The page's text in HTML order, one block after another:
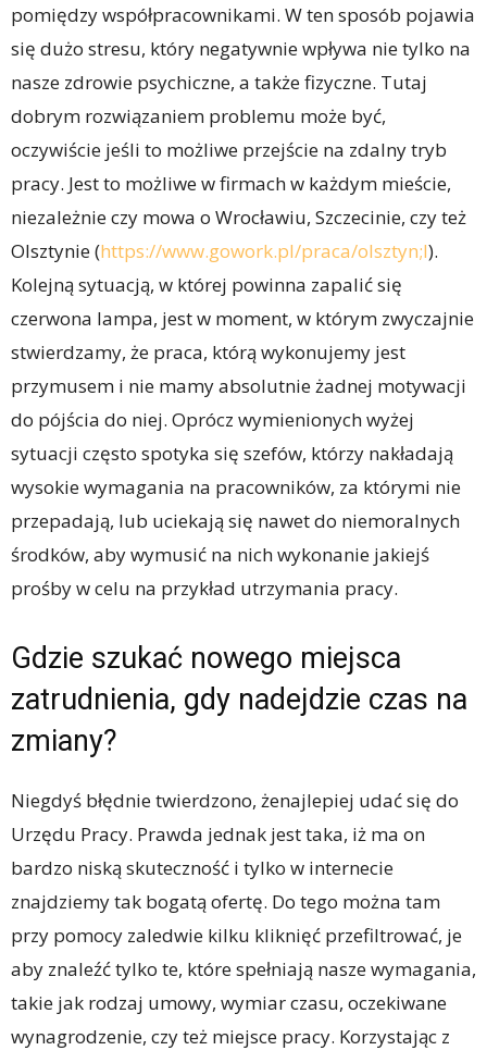
pomiędzy współpracownikami. W ten sposób pojawia
się dużo stresu, który negatywnie wpływa nie tylko na
nasze zdrowie psychiczne, a także fizyczne. Tutaj
dobrym rozwiązaniem problemu może być,
oczywiście jeśli to możliwe przejście na zdalny tryb
pracy. Jest to możliwe w firmach w każdym mieście,
niezależnie czy mowa o Wrocławiu, Szczecinie, czy też
Olsztynie (https://www.gowork.pl/praca/olsztyn;l).
Kolejną sytuacją, w której powinna zapalić się
czerwona lampa, jest w moment, w którym zwyczajnie
stwierdzamy, że praca, którą wykonujemy jest
przymusem i nie mamy absolutnie żadnej motywacji
do pójścia do niej. Oprócz wymienionych wyżej
sytuacji często spotyka się szefów, którzy nakładają
wysokie wymagania na pracowników, za którymi nie
przepadają, lub uciekają się nawet do niemoralnych
środków, aby wymusić na nich wykonanie jakiejś
prośby w celu na przykład utrzymania pracy.
Gdzie szukać nowego miejsca
zatrudnienia, gdy nadejdzie czas na
zmiany?
Niegdyś błędnie twierdzono, żenajlepiej udać się do
Urzędu Pracy. Prawda jednak jest taka, iż ma on
bardzo niską skuteczność i tylko w internecie
znajdziemy tak bogatą ofertę. Do tego można tam
przy pomocy zaledwie kilku kliknięć przefiltrować, je
aby znaleźć tylko te, które spełniają nasze wymagania,
takie jak rodzaj umowy, wymiar czasu, oczekiwane
wynagrodzenie, czy też miejsce pracy. Korzystając z